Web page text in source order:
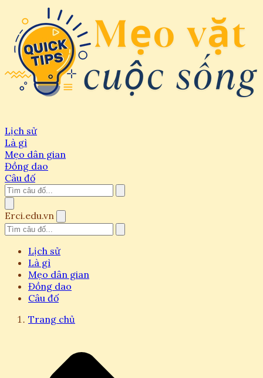
Lịch sử
Là gì
Mẹo dân gian
Đồng dao
Câu đố
Erci.edu.vn
Lịch sử
Là gì
Mẹo dân gian
Đồng dao
Câu đố
Trang chủ